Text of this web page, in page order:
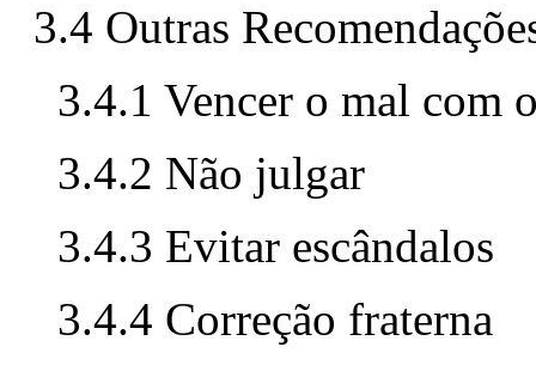
3.4 Outras
3.4.1 Vencer o mal com
3.4.2 Não julgar
3.4.3 Evitar escândalos
3.4.4 Correção fraterna